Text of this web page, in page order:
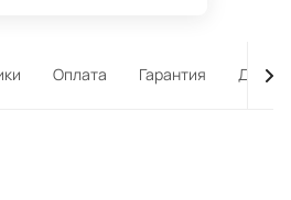
Оплата Гарантия